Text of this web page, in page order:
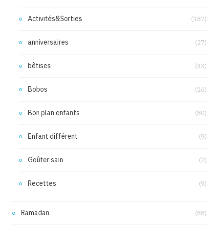
Activités&Sorties (187)
anniversaires (27)
bêtises (33)
Bobos (16)
Bon plan enfants (80)
Enfant différent (9)
Goûter sain (2)
Recettes (9)
Ramadan (88)